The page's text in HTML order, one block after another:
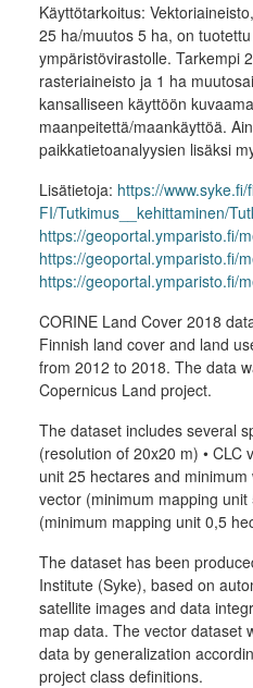
Käyttötarkoitus:
25 ha/muutos 5 ha, on
ympäristövirastolle. Tarkempi
rasteriaineisto ja 1 ha
kansalliseen käyttöön
maanpeitettä/maankäyttöä.
paikkatietoanalyysien lisäksi
Lisätietoja: https://www.syke.fi/
FI/Tutkimus__kehittaminen/
https://geoportal.ymparisto.fi/
https://geoportal.ymparisto.fi/
https://geoportal.ymparisto.fi/
CORINE Land Cover 2018
Finnish land cover and land
from 2012 to 2018. The data
Copernicus Land project.
The dataset includes several
(resolution of 20x20 m) • CLC
unit 25 hectares and
vector (minimum mapping
(minimum mapping unit 0,5
The dataset has been
Institute (Syke), based on
satellite images and data
map data. The vector dataset
data by generalization
project class definitions.